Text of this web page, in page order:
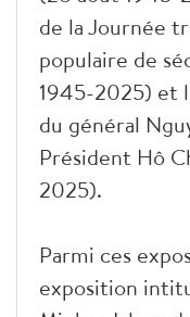
de la Journée
populaire de
1945-2025) et
du général
Président Hô
2025).
Parmi ces
exposition